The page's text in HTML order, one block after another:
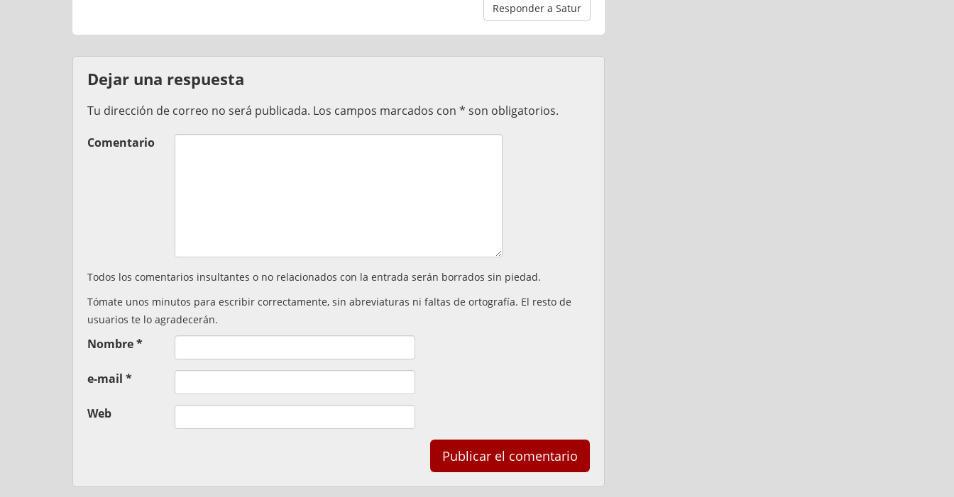
Responder a Satur
Dejar una respuesta
Tu dirección de correo no será publicada. Los campos marcados con * son obligatorios.
Comentario
Todos los comentarios insultantes o no relacionados con la entrada serán borrados sin piedad.
Tómate unos minutos para escribir correctamente, sin abreviaturas ni faltas de ortografía. El resto de
usuarios te lo agradecerán.
Nombre*
e-mail *
Web